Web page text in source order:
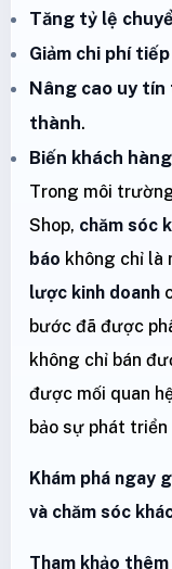
Tăng tỷ lệ
Giảm chi phí
Nâng cao uy
thành.
Biến khách
Trong môi
Shop, chăm sóc
báo không chỉ là
lược kinh doanh
bước đã được
không chỉ bán
được mối quan
bảo sự phát triển
Khám phá ngay
và chăm sóc
Tham khảo